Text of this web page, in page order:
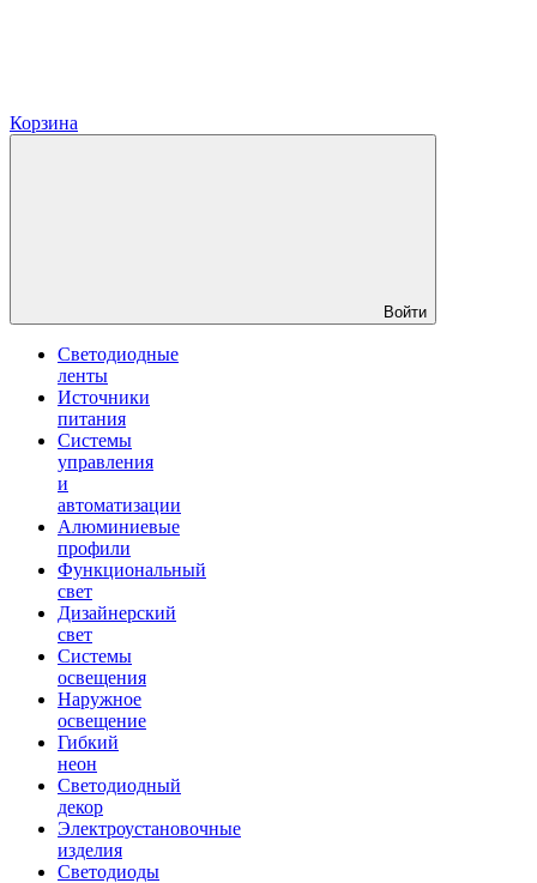
Корзина
Войти
Светодиодные
ленты
Источники
питания
Системы
управления
и
автоматизации
Алюминиевые
профили
Функциональный
свет
Дизайнерский
свет
Системы
освещения
Наружное
освещение
Гибкий
неон
Светодиодный
декор
Электроустановочные
изделия
Светодиоды